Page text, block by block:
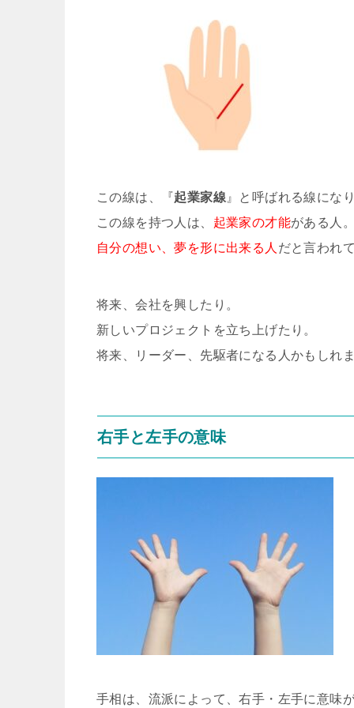
この線は、『起業家線 』と呼ばれる線になり
この線を持つ人は、 起業家の才能がある人。
自分の想い、夢を形に出来る人 だと言われ
将来、会社を興したり。
新しいプロジェクトを立ち上げたり。
将来、リーダー、先駆者になる人かもしれま
右手と左手の意味
手相は、流派によって、右手・左手に意味が